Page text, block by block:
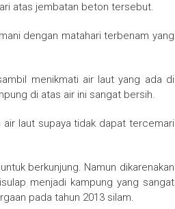
atas jembatan beton tersebut.
dengan matahari terbenam yang
menikmati air laut yang ada di
di atas air ini sangat bersih.
air laut supaya tidak dapat tercemari
berkunjung. Namun dikarenakan
menjadi kampung yang sangat
pada tahun 2013 silam.